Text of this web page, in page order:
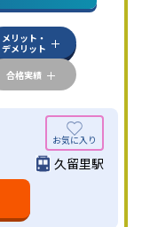
メリット・
デメリット
合格実績
久留里駅